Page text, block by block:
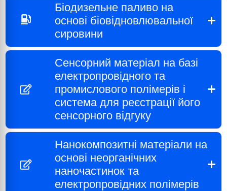
Біодизельне паливо на
основі біовідновлювальної
сировини
Сенсорний матеріал на базі
електропровідного та
промислового полімерів і
система для реєстрації його
сенсорного відгуку
Нанокомпозитні матеріали на
основі неорганічних
наночастинок та
електропровідних полімерів